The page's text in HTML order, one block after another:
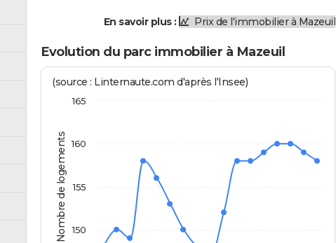
En savoir plus : Prix de l'immobilier à Mazeuil
Evolution du parc immobilier à Mazeuil
Nombre de logements
(source : Linternaute.com d'après l'Insee)
150
155
160
165